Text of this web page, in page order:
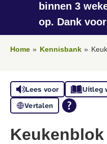
binnen 3
op. Dank
Home Kennisbank
Lees voor Uitleg
Vertalen
Keukenblok